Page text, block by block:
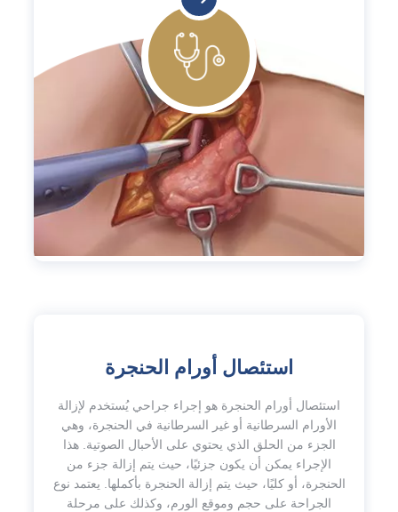
استئصال أورام الحنجرة
استئصال أورام الحنجرة هو إجراء جراحي يُستخدم لإزالة
الأورام السرطانية أو غير السرطانية في الحنجرة، وهي
الجزء من الحلق الذي يحتوي على الأحبال الصوتية. هذا
الإجراء يمكن أن يكون جزئيًا، حيث يتم إزالة جزء من
الحنجرة، أو كليًا، حيث يتم إزالة الحنجرة بأكملها. يعتمد نوع
الجراحة على حجم وموقع الورم، وكذلك على مرحلة